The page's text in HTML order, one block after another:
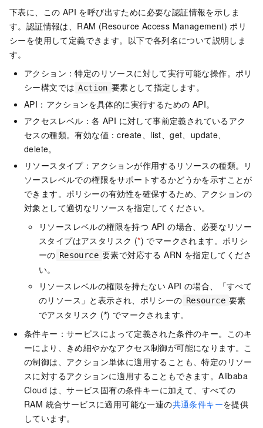
下表に、この API を呼び出すために必要な認証情報を示しま
す。認証情報は、RAM (Resource Access Management) ポリ
シーを使用して定義できます。以下で各列名について説明しま
す。
アクション：特定のリソースに対して実行可能な操作。ポリ
シー構文では Action 要素として指定します。
API：アクションを具体的に実行するための API。
アクセスレベル：各 API に対して事前定義されているアク
セスの種類。有効な値：create、list、get、update、
delete。
リソースタイプ：アクションが作用するリソースの種類。リ
ソースレベルでの権限をサポートするかどうかを示すことが
できます。ポリシーの有効性を確保するため、アクションの
対象として適切なリソースを指定してください。
リソースレベルの権限を持つ API の場合、必要なリソー
スタイプはアスタリスク (*) でマークされます。ポリシ
ーの Resource 要素で対応する ARN を指定してくださ
い。
リソースレベルの権限を持たない API の場合、「すべて
のリソース」と表示され、ポリシーの Resource 要素
でアスタリスク (*) でマークされます。
条件キー：サービスによって定義された条件のキー。このキ
ーにより、きめ細やかなアクセス制御が可能になります。こ
の制御は、アクション単体に適用することも、特定のリソー
スに対するアクションに適用することもできます。Alibaba
Cloud は、サービス固有の条件キーに加えて、すべての
RAM 統合サービスに適用可能な一連の共通条件キーを提供
しています。